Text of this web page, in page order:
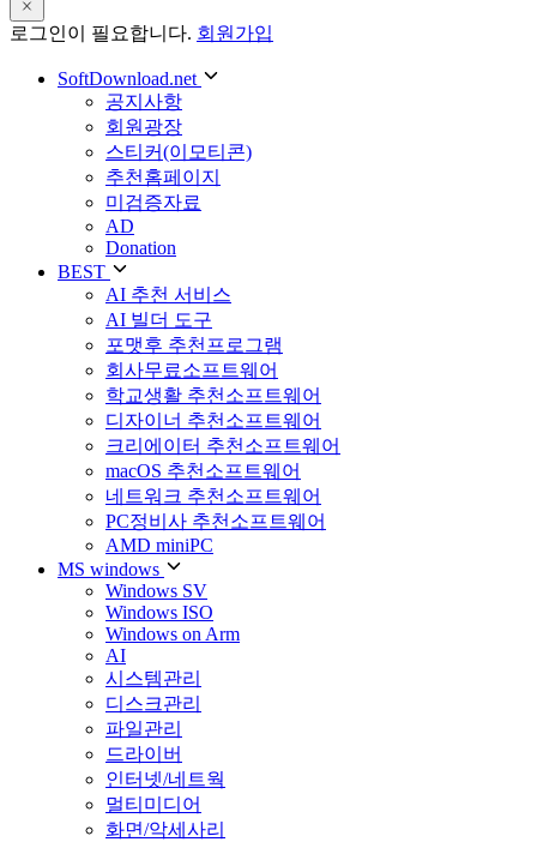
로그인이 필요합니다. 회원가입
SoftDownload.net
공지사항
회원광장
스티커(이모티콘)
추천홈페이지
미검증자료
AD
Donation
BEST
AI 추천 서비스
AI 빌더 도구
포맷후 추천프로그램
회사무료소프트웨어
학교생활 추천소프트웨어
디자이너 추천소프트웨어
크리에이터 추천소프트웨어
macOS 추천소프트웨어
네트워크 추천소프트웨어
PC정비사 추천소프트웨어
AMD miniPC
MS windows
Windows SV
Windows ISO
Windows on Arm
AI
시스템관리
디스크관리
파일관리
드라이버
인터넷/네트웍
멀티미디어
화면/악세사리